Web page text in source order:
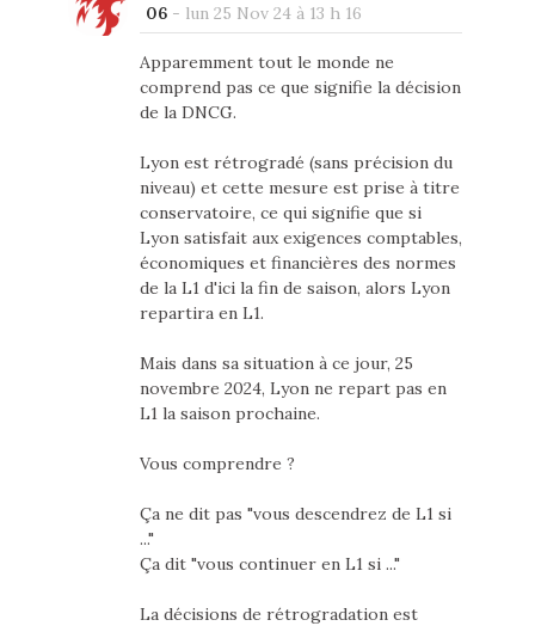
06- lun 25 Nov 24 à 13 h 16
Apparemment tout le monde ne
comprend pas ce que signifie la décision
de la DNCG.
Lyon est rétrogradé (sans précision du
niveau) et cette mesure est prise à titre
conservatoire, ce qui signifie que si
Lyon satisfait aux exigences comptables,
économiques et financières des normes
de la L1 d'ici la fin de saison, alors Lyon
repartira en L1.
Mais dans sa situation à ce jour, 25
novembre 2024, Lyon ne repart pas en
L1 la saison prochaine.
Vous comprendre ?
Ça ne dit pas "vous descendrez de L1 si
..."
Ça dit "vous continuer en L1 si ..."
La décisions de rétrogradation est